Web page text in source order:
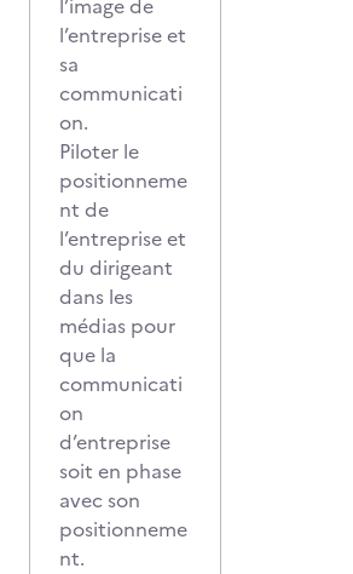
l’image de
l’entreprise et
sa
communicati
on.
Piloter le
positionneme
nt de
l’entreprise et
du dirigeant
dans les
médias pour
que la
communicati
on
d’entreprise
soit en phase
avec son
positionneme
nt.